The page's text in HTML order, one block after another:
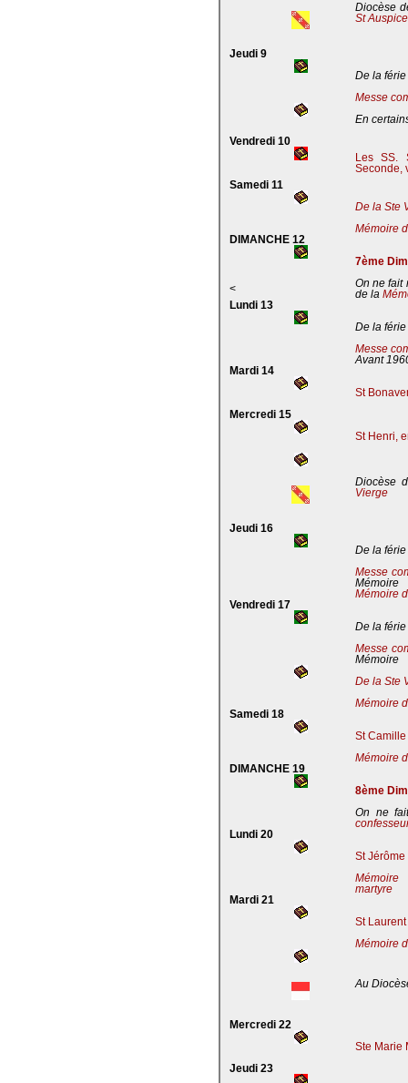
Diocèse
St
Jeudi 9
De la férie
Messe
En
Vendredi 10
Les SS.
Seconde,
Samedi 11
De la Ste
Mémoire
DIMANCHE 12
7ème
<
On ne fait
de la
Lundi 13
De la férie
Messe
Avant
Mardi 14
St
Mercredi 15
St Henri,
Diocèse
Vierge
Jeudi 16
De la férie
Messe
Mémoire
Mémoire
Vendredi 17
De la férie
Messe
Mémoire
De la Ste
Mémoire
Samedi 18
St
Mémoire
DIMANCHE 19
8ème
On ne
Lundi 20
St
Mémoire
martyre
Mardi 21
St
Mémoire
Au
Mercredi 22
Ste Marie
Jeudi 23